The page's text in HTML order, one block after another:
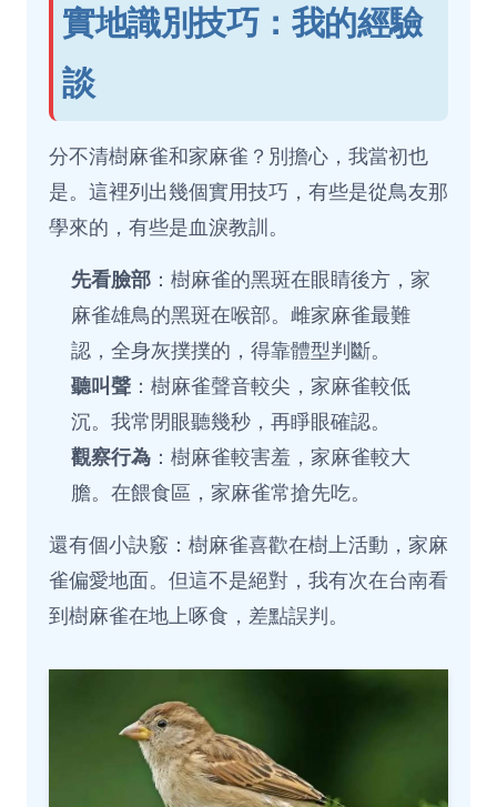
實地識別技巧：我的經驗
談
分不清樹麻雀和家麻雀？別擔心，我當初也
是。這裡列出幾個實用技巧，有些是從鳥友那
學來的，有些是血淚教訓。
先看臉部 ：樹麻雀的黑斑在眼睛後方，家
麻雀雄鳥的黑斑在喉部。雌家麻雀最難
認，全身灰撲撲的，得靠體型判斷。
聽叫聲 ：樹麻雀聲音較尖，家麻雀較低
沉。我常閉眼聽幾秒，再睜眼確認。
觀察行為 ：樹麻雀較害羞，家麻雀較大
膽。在餵食區，家麻雀常搶先吃。
還有個小訣竅：樹麻雀喜歡在樹上活動，家麻
雀偏愛地面。但這不是絕對，我有次在台南看
到樹麻雀在地上啄食，差點誤判。